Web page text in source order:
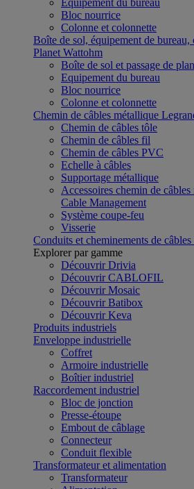
Equipement du bureau
Bloc nourrice
Colonne et colonnette
Boîte de sol, équipement de
Planet Wattohm
Boîte de sol et passage de
Equipement du bureau
Bloc nourrice
Colonne et colonnette
Chemin de câbles métallique
Chemin de câbles tôle
Chemin de câbles fil
Chemin de câbles PVC
Echelle à câbles
Supportage métallique
Accessoires chemin de
Cable Management
Système coupe-feu
Visserie
Conduits et cheminements de câbles
Explorer par gamme
Découvrir Drivia
Découvrir CABLOFIL
Découvrir Mosaic
Découvrir Batibox
Découvrir Keva
Produits industriels
Enveloppe industrielle
Coffret
Armoire industrielle
Boîtier industriel
Raccordement industriel
Bloc de jonction
Presse-étoupe
Embout de câblage
Connecteur
Conduit flexible
Transformateur et alimentation
Transformateur